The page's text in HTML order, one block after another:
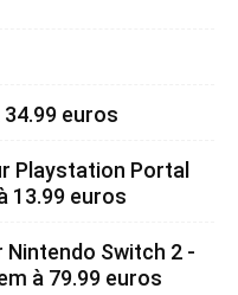
34.99 euros
Playstation Portal
13.99 euros
Switch 2 -
à 79.99 euros